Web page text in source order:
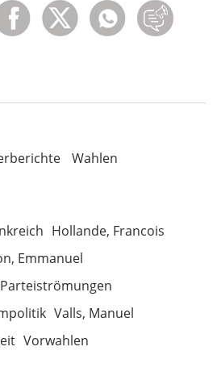
Wahlen
Hollande, Francois
Emmanuel
Parteiströmungen
Valls, Manuel
Vorwahlen